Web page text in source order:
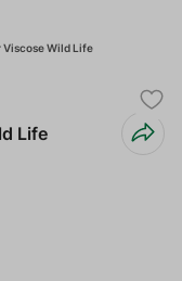
Viscose Wild Life
Life